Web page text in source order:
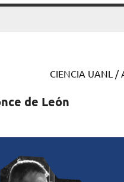
CIENCIA UANL
de León